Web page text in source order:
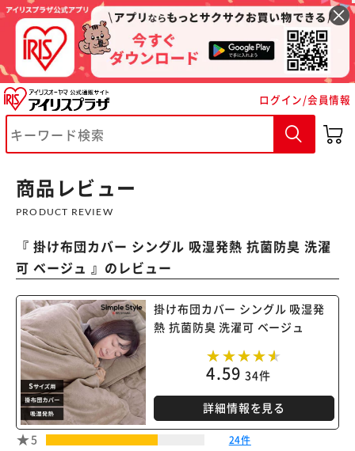
ログイン/会員情報
商品レビュー
PRODUCT REVIEW
『 掛け布団カバー シングル 吸湿発熱 抗菌防臭 洗濯
可 ベージュ 』のレビュー
掛け布団カバー シングル 吸湿発
熱 抗菌防臭 洗濯可 ベージュ
4.59 34件
詳細情報を見る
5 24件
※ご確認ください
カートに入れる 購入手続きへ